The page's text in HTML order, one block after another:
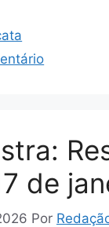
de
Por